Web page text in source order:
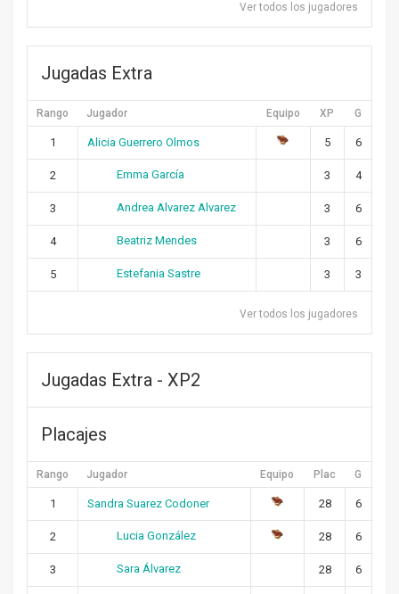
Ver todos los jugadores
Jugadas Extra
Rango Jugador Equipo XP G
1 Alicia Guerrero Olmos 5 6
2 Emma García 3 4
3 Andrea Alvarez Alvarez 3 6
4 Beatriz Mendes 3 6
5 Estefania Sastre 3 3
Ver todos los jugadores
Jugadas Extra - XP2
Placajes
Rango Jugador Equipo Plac G
1 Sandra Suarez Codoner 28 6
2 Lucia González 28 6
3 Sara Álvarez 28 6